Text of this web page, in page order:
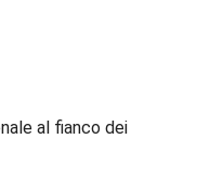
al fianco dei